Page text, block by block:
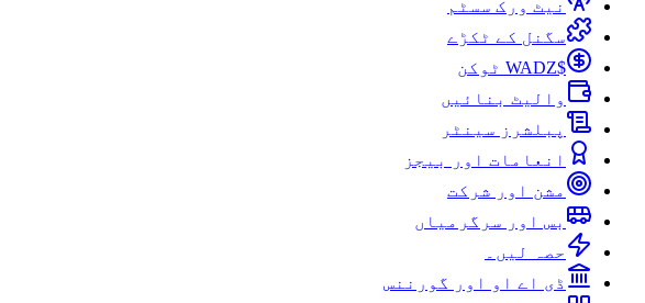
نیٹ ورک سسٹم
سگنل کے ٹکڑے
$WADZ ٹوکن
والیٹ بنائیں
پبلشرز سینٹر
انعامات اور بیجز
مشن اور شرکت
بس اور سرگرمیاں
حصہ لیں۔
ڈی اے او اور گورننس